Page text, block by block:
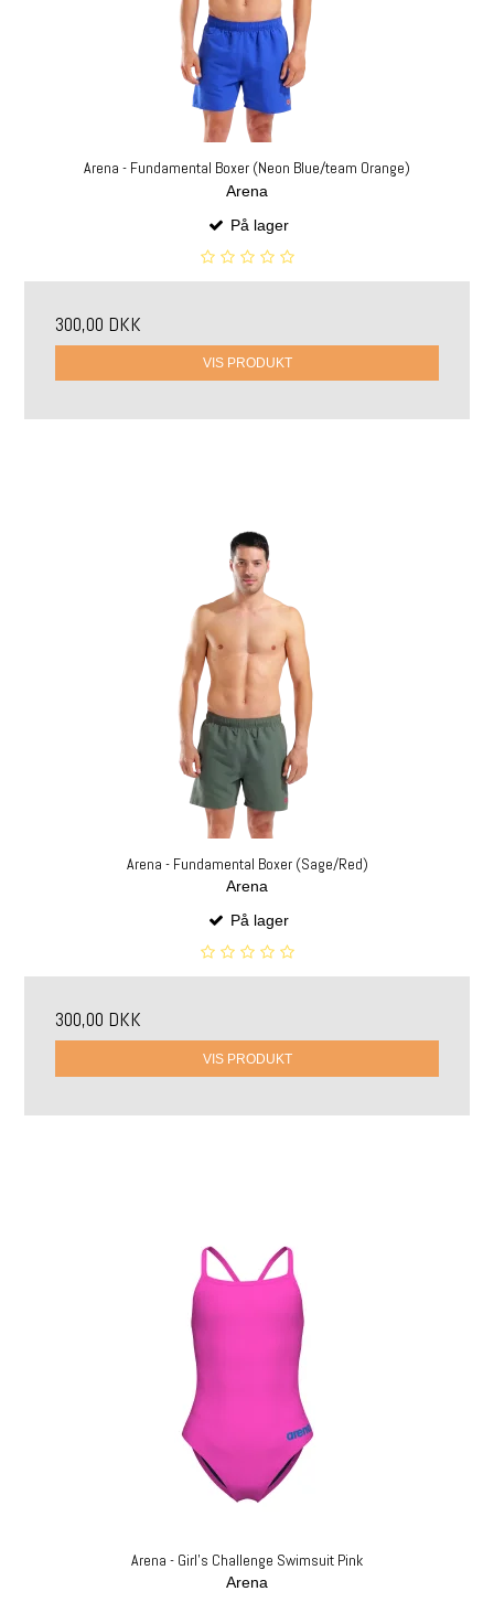
Arena - Fundamental Boxer (Neon Blue/team Orange)
Arena
På lager
300,00 DKK
VIS PRODUKT
Arena - Fundamental Boxer (Sage/Red)
Arena
På lager
300,00 DKK
VIS PRODUKT
Arena - Girl's Challenge Swimsuit Pink
Arena